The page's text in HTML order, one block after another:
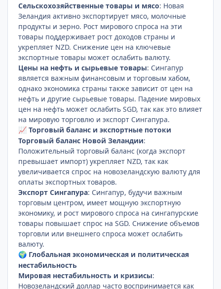
Сельскохозяйственные товары и мясо: Новая
Зеландия активно экспортирует мясо, молочные
продукты и зерно. Рост мирового спроса на эти
товары поддерживает рост доходов страны и
укрепляет NZD. Снижение цен на ключевые
экспортные товары может ослабить валюту.
Цены на нефть и сырьевые товары: Сингапур
является важным финансовым и торговым хабом,
однако экономика страны также зависит от цен на
нефть и другие сырьевые товары. Падение мировых
цен на нефть может ослабить SGD, так как это влияет
на мировую торговлю и экспорт Сингапура.
📈 Торговый баланс и экспортные потоки
Торговый баланс Новой Зеландии:
Положительный торговый баланс (когда экспорт
превышает импорт) укрепляет NZD, так как
увеличивается спрос на новозеландскую валюту для
оплаты экспортных товаров.
Экспорт Сингапура: Сингапур, будучи важным
торговым центром, имеет мощную экспортную
экономику, и рост мирового спроса на сингапурские
товары повышает спрос на SGD. Снижение объемов
торговли или внешнего спроса может ослабить
валюту.
🌍 Глобальная экономическая и политическая
нестабильность
Мировая нестабильность и кризисы:
Новозеландский доллар часто воспринимается как